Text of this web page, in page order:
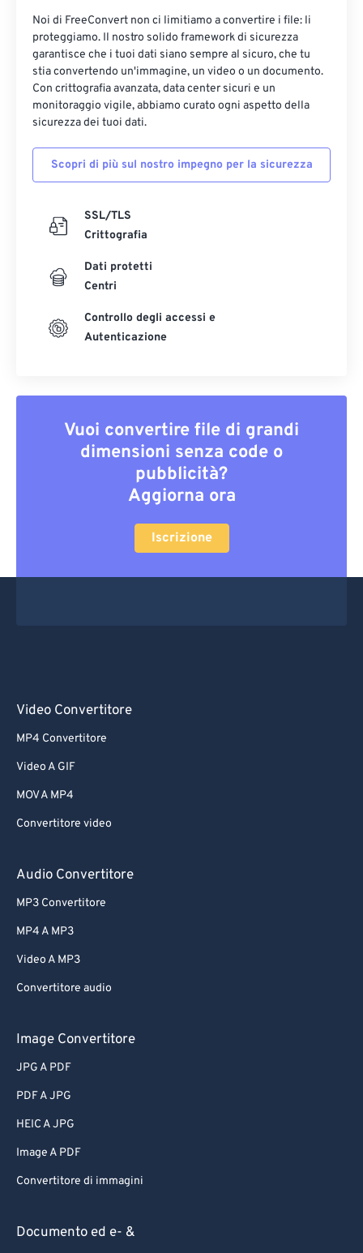
Noi di FreeConvert non ci limitiamo a convertire i file: li
proteggiamo. Il nostro solido framework di sicurezza
garantisce che i tuoi dati siano sempre al sicuro, che tu
stia convertendo un'immagine, un video o un documento.
Con crittografia avanzata, data center sicuri e un
monitoraggio vigile, abbiamo curato ogni aspetto della
sicurezza dei tuoi dati.
Scopri di più sul nostro impegno per la sicurezza
SSL/TLS
Crittografia
Dati protetti
Centri
Controllo degli accessi e
Autenticazione
Vuoi convertire file di grandi
dimensioni senza code o
pubblicità?
Aggiorna ora
Iscrizione
Video Convertitore
MP4 Convertitore
Video A GIF
MOV A MP4
Convertitore video
Audio Convertitore
MP3 Convertitore
MP4 A MP3
Video A MP3
Convertitore audio
Image Convertitore
JPG A PDF
PDF A JPG
HEIC A JPG
Image A PDF
Convertitore di immagini
Documento ed e- &